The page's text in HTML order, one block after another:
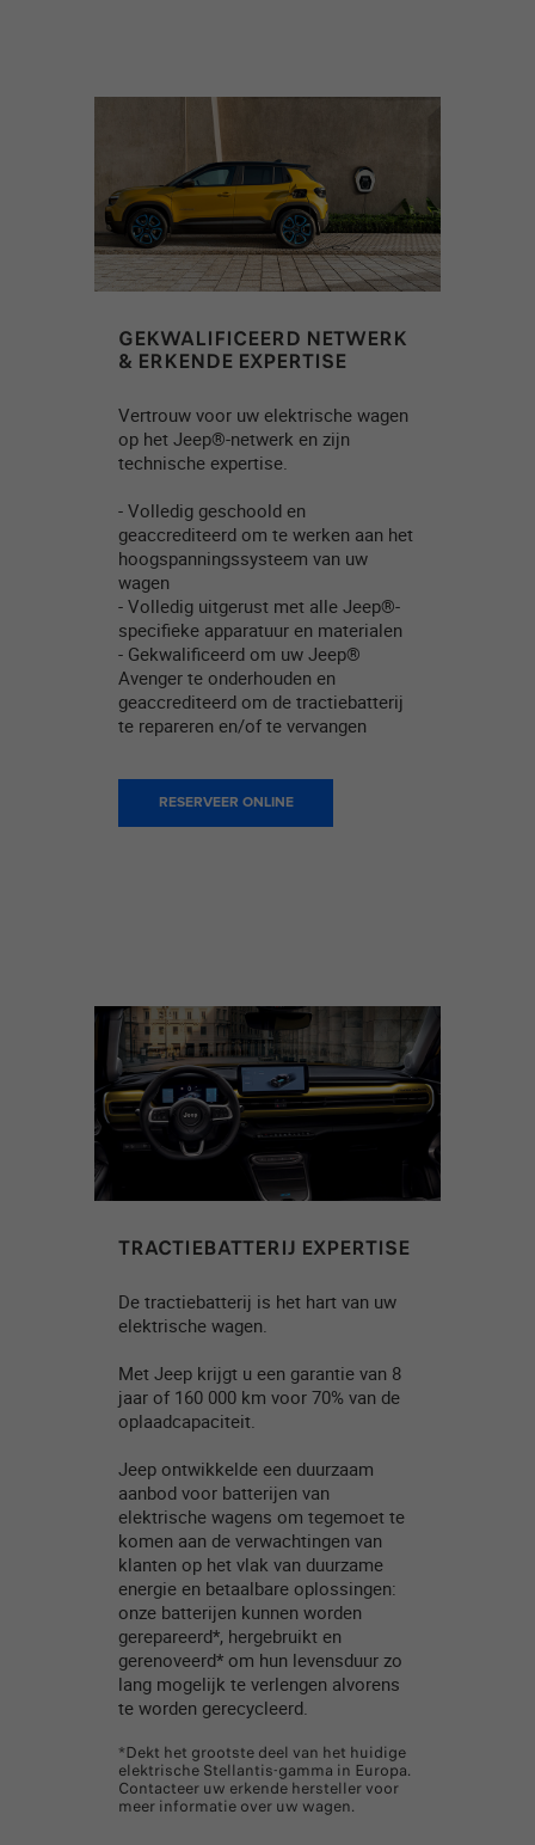
GEKWALIFICEERD NETWERK
& ERKENDE EXPERTISE
Vertrouw voor uw elektrische wagen
op het Jeep®-netwerk en zijn
technische expertise.
- Volledig geschoold en
geaccrediteerd om te werken aan het
hoogspanningssysteem van uw
wagen
- Volledig uitgerust met alle Jeep®-
specifieke apparatuur en materialen
- Gekwalificeerd om uw Jeep®
Avenger te onderhouden en
geaccrediteerd om de tractiebatterij
te repareren en/of te vervangen
RESERVEER ONLINE
TRACTIEBATTERIJ EXPERTISE
De tractiebatterij is het hart van uw
elektrische wagen.
Met Jeep krijgt u een garantie van 8
jaar of 160 000 km voor 70% van de
oplaadcapaciteit.​
Jeep ontwikkelde een duurzaam
aanbod voor batterijen van
elektrische wagens om tegemoet te
komen aan de verwachtingen van
klanten op het vlak van duurzame
energie en betaalbare oplossingen:
onze batterijen kunnen worden
gerepareerd*, hergebruikt en
gerenoveerd* om hun levensduur zo
lang mogelijk te verlengen alvorens
te worden gerecycleerd.​
*Dekt het grootste deel van het huidige
elektrische Stellantis-gamma in Europa.
Contacteer uw erkende hersteller voor
meer informatie over uw wagen.